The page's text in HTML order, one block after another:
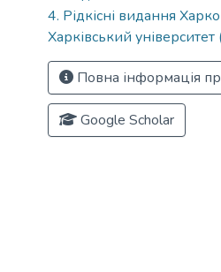
4. Рідкісні видання
Харківський
Повна інформація
Google Scholar